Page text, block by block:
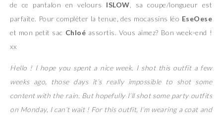
de ce pantalon en velours ISLOW , sa coupe/longueur est
parfaite. Pour compléter la tenue, des mocassins léo EseOese
et mon petit sac Chloé assortis. Vous aimez? Bon week-end !
xx
Hello ! I hope you spent a nice week. I shot this outfit a few
weeks ago, those days it’s really impossible to shot some
content with the rain. But hopefully I’ll shot some party outfits
on Monday, I can’t wait ! For this outfit, I’m wearing a coat and